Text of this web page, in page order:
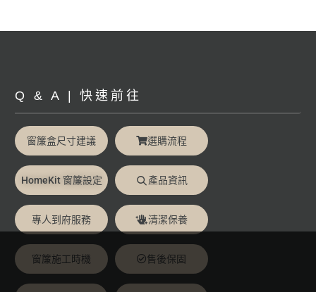
Q & A | 快速前往
窗簾盒尺寸建議 選購流程
HomeKit 窗簾設定 產品資訊
專人到府服務 清潔保養
窗簾施工時機 售後保固